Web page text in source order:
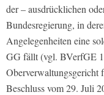
der – ausdrücklichen
Bundesregierung, in
Angelegenheiten eine
GG fällt (vgl. BVerfGE
Oberverwaltungsgericht
Beschluss vom 29. Juli